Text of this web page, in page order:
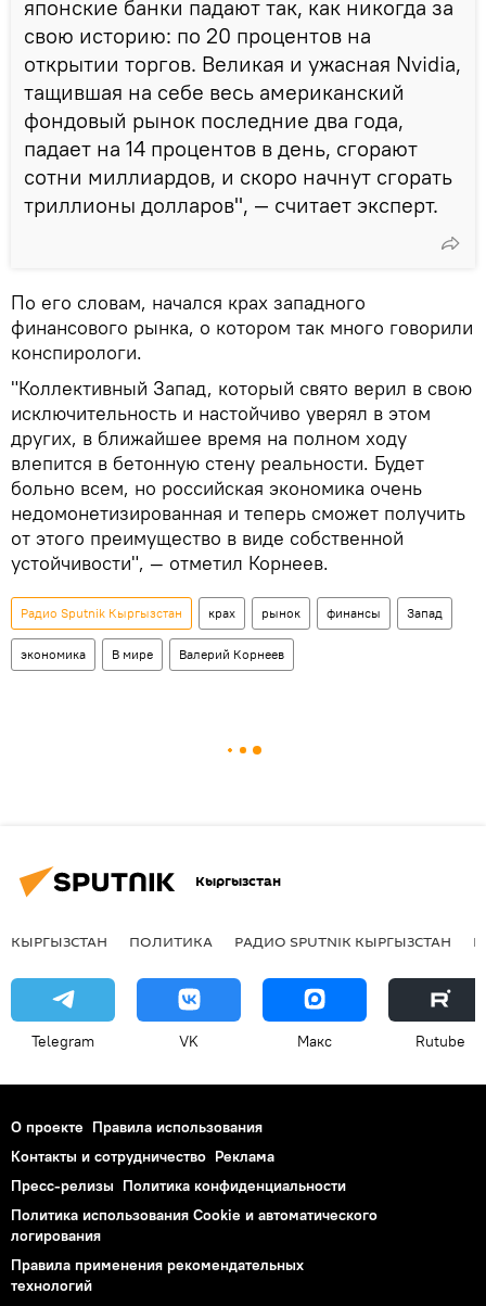
японские банки падают так, как никогда за
свою историю: по 20 процентов на
открытии торгов. Великая и ужасная Nvidia,
тащившая на себе весь американский
фондовый рынок последние два года,
падает на 14 процентов в день, сгорают
сотни миллиардов, и скоро начнут сгорать
триллионы долларов", — считает эксперт.
По его словам, начался крах западного
финансового рынка, о котором так много говорили
конспирологи.
"Коллективный Запад, который свято верил в свою
исключительность и настойчиво уверял в этом
других, в ближайшее время на полном ходу
влепится в бетонную стену реальности. Будет
больно всем, но российская экономика очень
недомонетизированная и теперь сможет получить
от этого преимущество в виде собственной
устойчивости", — отметил Корнеев.
Радио Sputnik Кыргызстан крах рынок финансы Запад
экономика В мире Валерий Корнеев
Кыргызстан
КЫРГЫЗСТАН ПОЛИТИКА РАДИО SPUTNIK КЫРГЫЗСТАН
Telegram VK Макс Rutube
О проекте Правила использования
Контакты и сотрудничество Реклама
Пресс-релизы Политика конфиденциальности
Политика использования Cookie и автоматического
логирования
Правила применения рекомендательных
технологий